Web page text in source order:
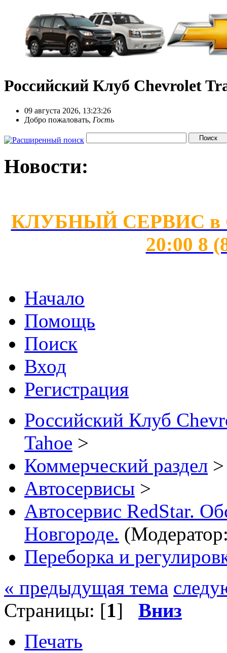
Российский Клуб Chevrolet
09 августа 2026, 13:23:26
Добро пожаловать, Гость
Новости:
КЛУБНЫЙ СЕРВИС в
20:00 8
Начало
Помощь
Поиск
Вход
Регистрация
Российский Клуб
Tahoe >
Коммерческий раздел >
Автосервисы >
Автосервис RedStar.
Новгороде.
Переборка и
« предыдущая тема
Страницы: [1] Вниз
Печать